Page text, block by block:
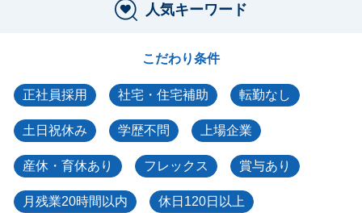
人気キーワード
こだわり条件
正社員採用 社宅・住宅補助 転勤なし
土日祝休み 学歴不問 上場企業
産休・育休あり フレックス 賞与あり
月残業20時間以内 休日120日以上